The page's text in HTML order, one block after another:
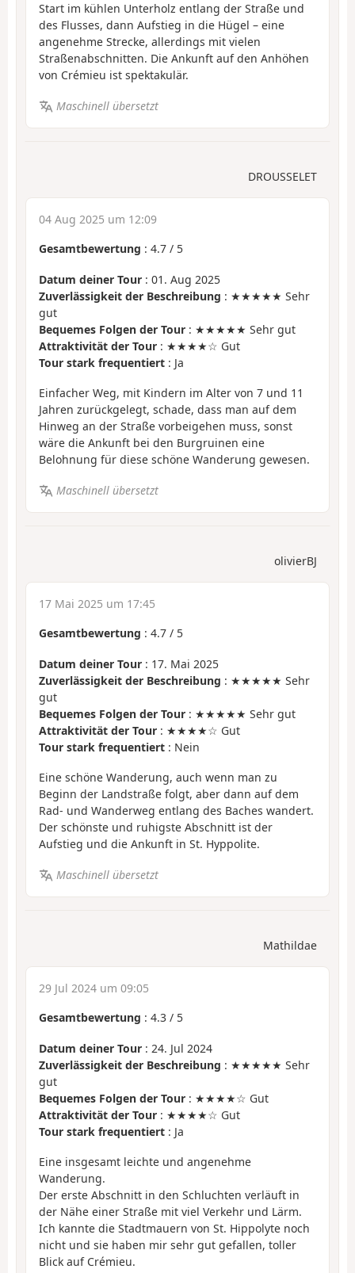
Start im kühlen Unterholz entlang der Straße und
des Flusses, dann Aufstieg in die Hügel – eine
angenehme Strecke, allerdings mit vielen
Straßenabschnitten. Die Ankunft auf den Anhöhen
von Crémieu ist spektakulär.
Maschinell übersetzt
DROUSSELET
04 Aug 2025 um 12:09
Gesamtbewertung : 4.7 / 5
Datum deiner Tour : 01. Aug 2025
Zuverlässigkeit der Beschreibung : ★★★★★ Sehr
gut
Bequemes Folgen der Tour : ★★★★★ Sehr gut
Attraktivität der Tour : ★★★★☆ Gut
Tour stark frequentiert : Ja
Einfacher Weg, mit Kindern im Alter von 7 und 11
Jahren zurückgelegt, schade, dass man auf dem
Hinweg an der Straße vorbeigehen muss, sonst
wäre die Ankunft bei den Burgruinen eine
Belohnung für diese schöne Wanderung gewesen.
Maschinell übersetzt
olivierBJ
17 Mai 2025 um 17:45
Gesamtbewertung : 4.7 / 5
Datum deiner Tour : 17. Mai 2025
Zuverlässigkeit der Beschreibung : ★★★★★ Sehr
gut
Bequemes Folgen der Tour : ★★★★★ Sehr gut
Attraktivität der Tour : ★★★★☆ Gut
Tour stark frequentiert : Nein
Eine schöne Wanderung, auch wenn man zu
Beginn der Landstraße folgt, aber dann auf dem
Rad- und Wanderweg entlang des Baches wandert.
Der schönste und ruhigste Abschnitt ist der
Aufstieg und die Ankunft in St. Hyppolite.
Maschinell übersetzt
Mathildae
29 Jul 2024 um 09:05
Gesamtbewertung : 4.3 / 5
Datum deiner Tour : 24. Jul 2024
Zuverlässigkeit der Beschreibung : ★★★★★ Sehr
gut
Bequemes Folgen der Tour : ★★★★☆ Gut
Attraktivität der Tour : ★★★★☆ Gut
Tour stark frequentiert : Ja
Eine insgesamt leichte und angenehme
Wanderung.
Der erste Abschnitt in den Schluchten verläuft in
der Nähe einer Straße mit viel Verkehr und Lärm.
Ich kannte die Stadtmauern von St. Hippolyte noch
nicht und sie haben mir sehr gut gefallen, toller
Blick auf Crémieu.